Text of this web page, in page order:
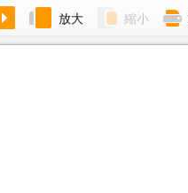
放大 縮小